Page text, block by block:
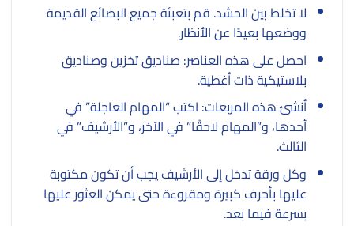
لا تخلط بين الحشد. قم بتعبئة جميع البضائع القديمة
ووضعها بعيدًا عن الأنظار.
احصل على هذه العناصر: صناديق تخزين وصناديق
بلاستيكية ذات أغطية.
أنشئ هذه المربعات: اكتب “المهام العاجلة” في
أحدها، و”المهام لاحقًا” في الآخر، و”الأرشيف” في
الثالث.
وكل ورقة تدخل إلى الأرشيف يجب أن تكون مكتوبة
عليها بأحرف كبيرة ومقروءة حتى يمكن العثور عليها
بسرعة فيما بعد.